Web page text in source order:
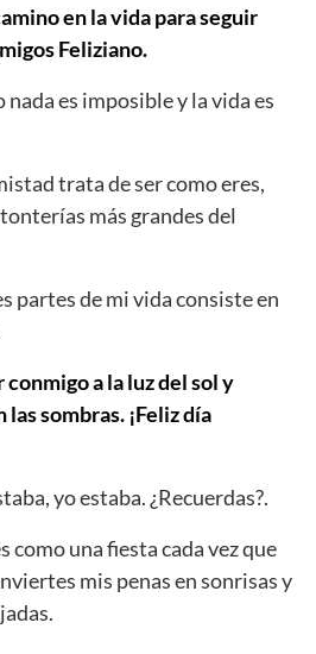
en la vida para seguir
Feliziano.
nada es imposible y la vida es
trata de ser como eres,
más grandes del
partes de mi vida consiste en
a la luz del sol y
sombras. ¡Feliz día
yo estaba. ¿Recuerdas?.
como una fiesta cada vez que
mis penas en sonrisas y